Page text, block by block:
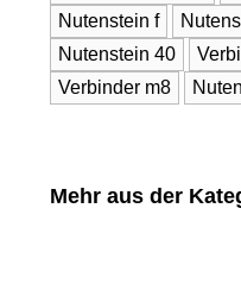
Nutenstein f
Nutenstein 40
Verbinder m8
Mehr aus der